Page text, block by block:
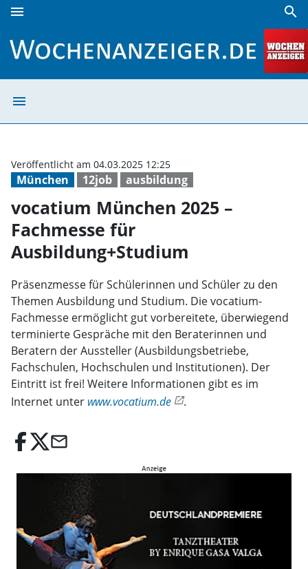
menu search
menu
München 12job ausbildung
Veröffentlicht am 04.03.2025 12:25
vocatium München 2025 –
Fachmesse für
Ausbildung+Studium
Präsenzmesse für Schülerinnen und Schüler zu den
Themen Ausbildung und Studium. Die vocatium-
Fachmesse ermöglicht gut vorbereitete, überwiegend
terminierte Gespräche mit den Beraterinnen und
Beratern der Aussteller (Ausbildungsbetriebe,
Fachschulen, Hochschulen und Institutionen). Der
Eintritt ist frei! Weitere Informationen gibt es im
Internet unter www.vocatium.de .
email